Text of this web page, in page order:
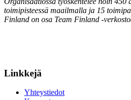
toimipisteessä maailmalla ja 15
Finland on osa Team Finland -
Linkkejä
Yhteystiedot